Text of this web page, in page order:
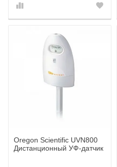
Oregon Scientific UVN800
Дистанционный УФ-датчик